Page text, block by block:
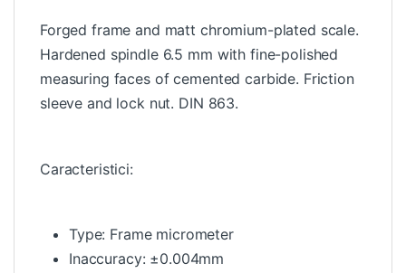
Forged frame and matt chromium-plated scale.
Hardened spindle 6.5 mm with fine-polished
measuring faces of cemented carbide. Friction
sleeve and lock nut. DIN 863.
Caracteristici:
Type: Frame micrometer
Inaccuracy: ±0.004mm